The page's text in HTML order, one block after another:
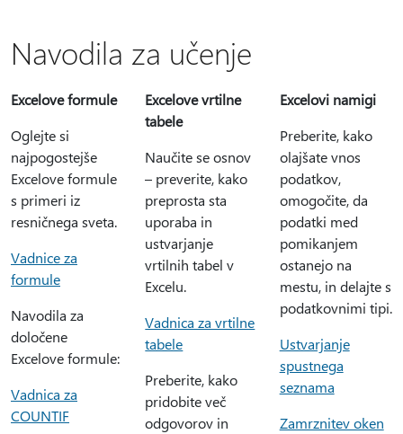
Navodila za učenje
Excelove formule
Oglejte si
najpogostejše
Excelove formule
s primeri iz
resničnega sveta.
Vadnice za
formule
Navodila za
določene
Excelove formule:
Vadnica za
COUNTIF
Excelove vrtilne
tabele
Naučite se osnov
– preverite, kako
preprosta sta
uporaba in
ustvarjanje
vrtilnih tabel v
Excelu.
Vadnica za vrtilne
tabele
Preberite, kako
pridobite več
odgovorov in
Excelovi namigi
Preberite, kako
olajšate vnos
podatkov,
omogočite, da
podatki med
pomikanjem
ostanejo na
mestu, in delajte s
podatkovnimi tipi.
Ustvarjanje
spustnega
seznama
Zamrznitev oken